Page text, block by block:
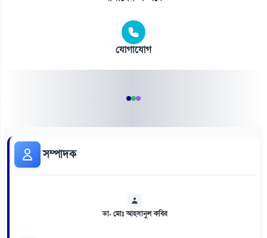
যোগাযোগ
সম্পাদক
ডা. মোঃ আহসানুল কবির